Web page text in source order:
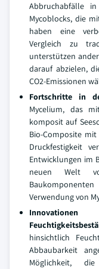
Abbruchabfälle
Mycoblocks, die
haben eine
Vergleich zu
unterstützen
darauf abzielen,
CO2-Emissionen
Fortschritte in
Mycelium, das
komposit auf
Bio-Composite
Druckfestigkeit
Entwicklungen im
neuen Welt
Verwendung von
hinsichtlich
Abbaubarkeit
Möglichkeit,